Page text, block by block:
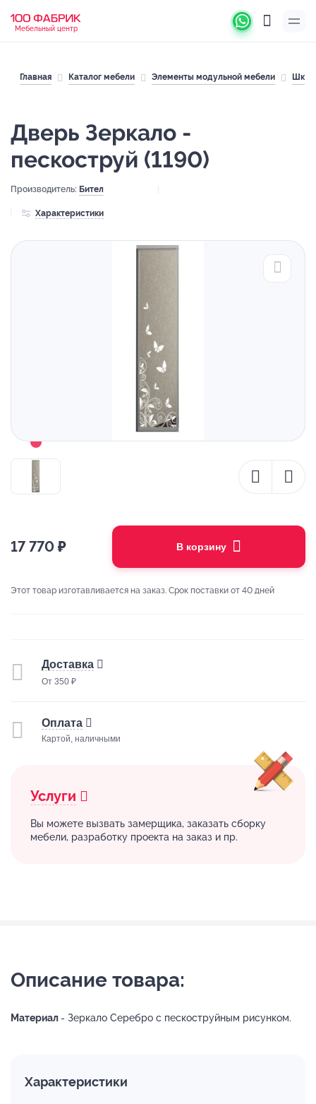
Мебельный центр
Главная Каталог мебели Элементы модульной мебели
Дверь Зеркало -
пескоструй (1190)
Производитель: Бител
Характеристики
17 770 ₽ В корзину
Этот товар изготавливается на заказ. Срок поставки от 40 дней
Доставка
От 350 ₽
Оплата
Картой, наличными
Услуги
Вы можете вызвать замерщика, заказать сборку
мебели, разработку проекта на заказ и пр.
Описание товара:
Материал - Зеркало Серебро с пескоструйным рисунком.
Характеристики